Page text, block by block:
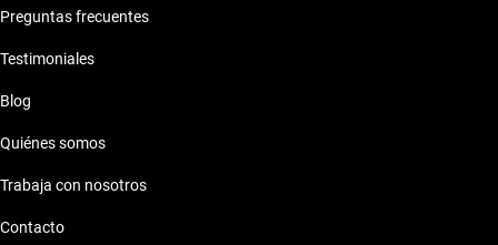
Preguntas frecuentes
Testimoniales
Blog
Quiénes somos
Trabaja con nosotros
Contacto